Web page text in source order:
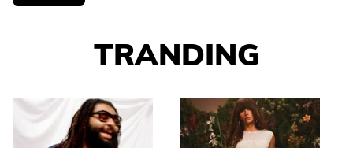
TRANDING